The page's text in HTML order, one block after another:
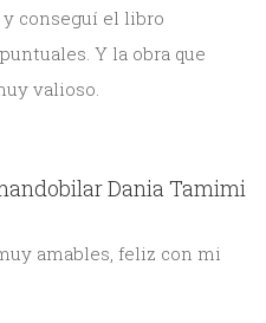
conseguí el libro
Y la obra que
valioso.
Dania Tamimi
amables, feliz con mi